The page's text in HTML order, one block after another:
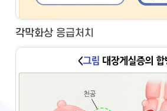
각막화상 응급처치